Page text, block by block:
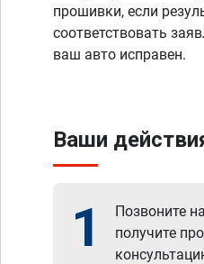
прошивки, если
соответствовать
ваш авто исправен.
Ваши
1 Позвоните
получите